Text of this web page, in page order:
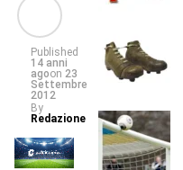
Published
14 anni
agoon 23
Settembre
2012
By
Redazione